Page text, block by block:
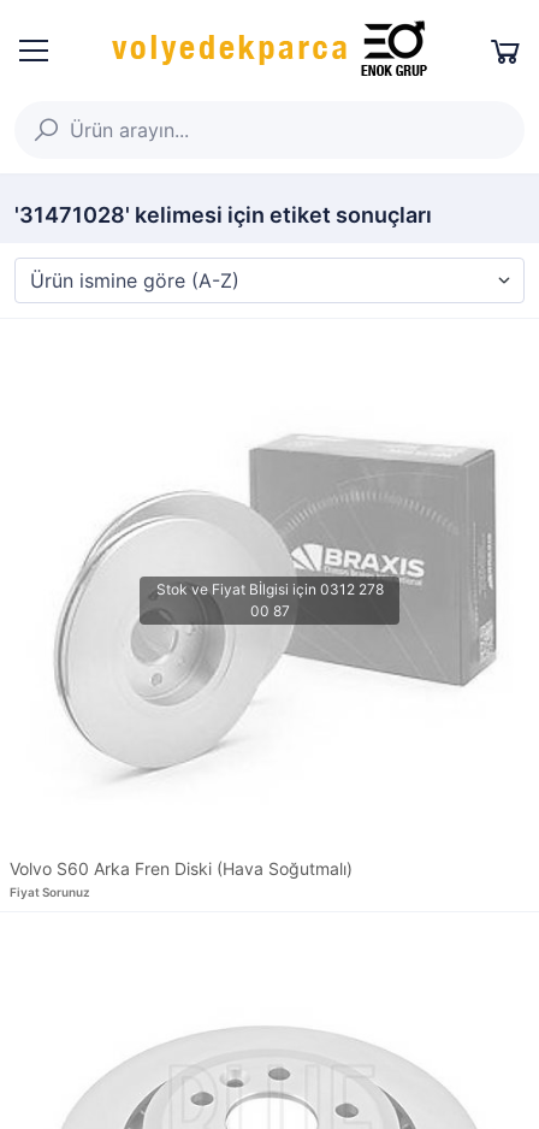
'31471028' kelimesi için etiket sonuçları
Volvo S60 Arka Fren Diski (Hava Soğutmalı)
Fiyat Sorunuz